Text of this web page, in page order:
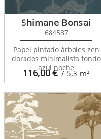
116,00€ / 5,3 m²
Shimane Bonsai
684587
Papel pintado árboles zen
dorados minimalista fondo
azul noche